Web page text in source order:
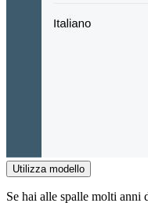
Utilizza modello
Se hai alle spalle molti anni